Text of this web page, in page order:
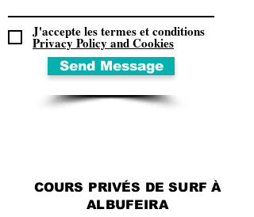
J'accepte les termes et conditions
Privacy Policy and Cookies
Send Message
COURS PRIVÉS DE SURF À
ALBUFEIRA